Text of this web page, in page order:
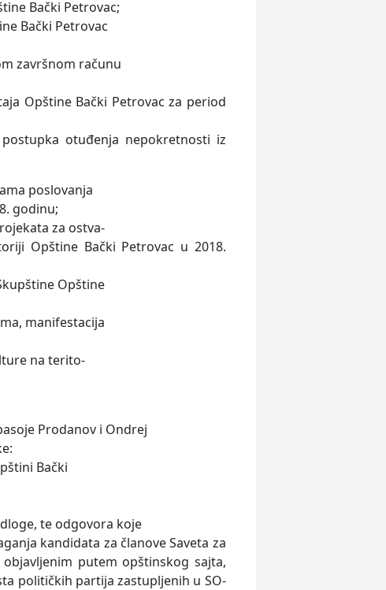
Bački Petrovac;
Bački Petrovac
završnom računu
Opštine Bački Petrovac za period
otuđenja nepokretnosti iz
poslovanja
godinu;
za ostva-
Opštine Bački Petrovac u 2018.
Opštine
manifestacija
na terito-
Prodanov i Ondrej
Bački
te odgovora koje
kandidata za članove Saveta za
putem opštinskog sajta,
političkih partija zastuplјenih u SO-